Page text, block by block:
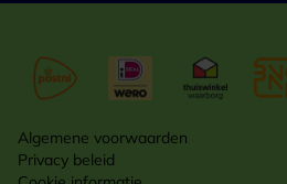
Algemene voorwaarden
Privacy beleid